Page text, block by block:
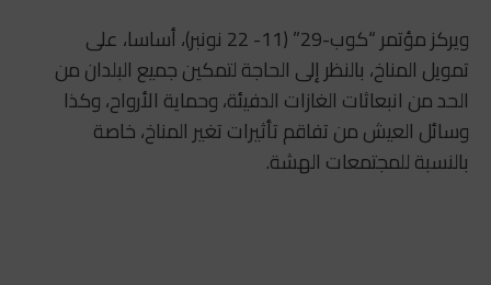
ويركز مؤتمر “كوب-29” (11- 22 نونبر)، أساسا، على
تمويل المناخ، بالنظر إلى الحاجة لتمكين جميع البلدان من
الحد من انبعاثات الغازات الدفيئة، وحماية الأرواح، وكذا
وسائل العيش من تفاقم تأثيرات تغير المناخ، خاصة
بالنسبة للمجتمعات الهشة.